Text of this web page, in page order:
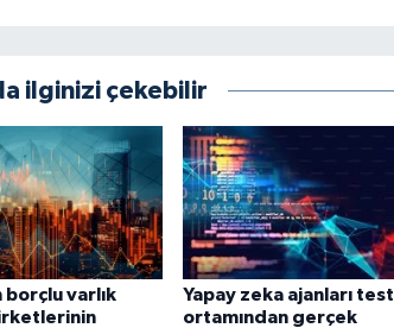
ilginizi çekebilir
varlık
Yapay zeka ajanları test
ortamından gerçek